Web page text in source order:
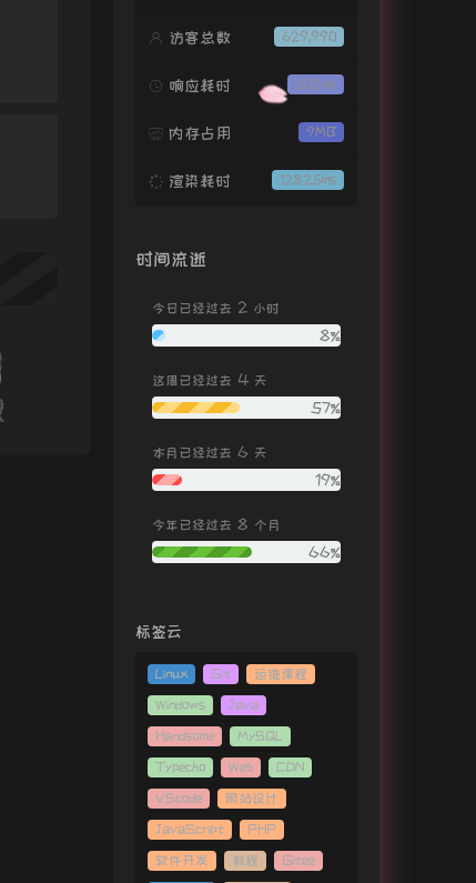
629,990
访客总数
202ms
响应耗时
9MB
内存占用
12825ms
渲染耗时
时间流逝
今日已经过去 2 小时
8%
这周已经过去 4 天
57%
本月已经过去 6 天
19%
今年已经过去 8 个月
66%
标签云
Linux Git 运维课程
Windows Java
Handsome MySQL
Typecho Web CDN
VScode 网站设计
JavaScript PHP
软件开发 教程 Gitee